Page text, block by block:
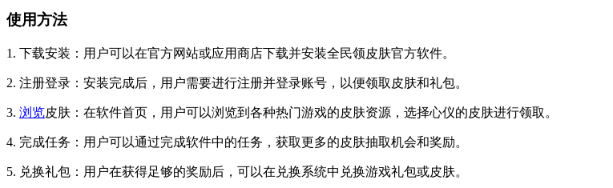
使用方法
1. 下载安装：用户可以在官方网站或应用商店下载并安装全民领皮肤官方软件。
2. 注册登录：安装完成后，用户需要进行注册并登录账号，以便领取皮肤和礼包。
3. 浏览皮肤：在软件首页，用户可以浏览到各种热门游戏的皮肤资源，选择心仪的皮肤进行领取。
4. 完成任务：用户可以通过完成软件中的任务，获取更多的皮肤抽取机会和奖励。
5. 兑换礼包：用户在获得足够的奖励后，可以在兑换系统中兑换游戏礼包或皮肤。